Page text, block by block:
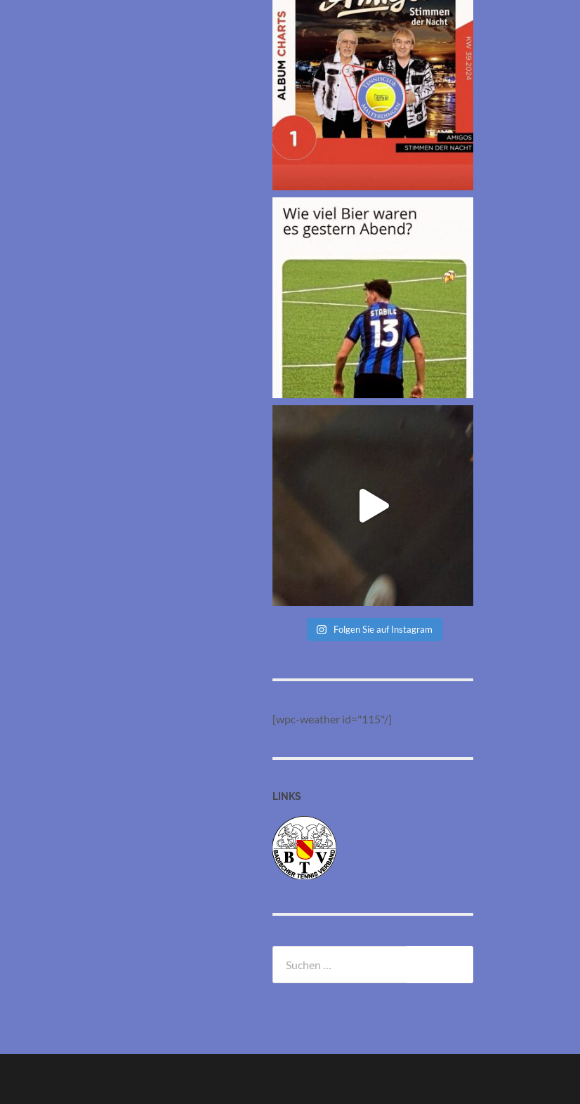
Folgen Sie auf Instagram
[wpc-weather id="115"/]
LINKS
nach: